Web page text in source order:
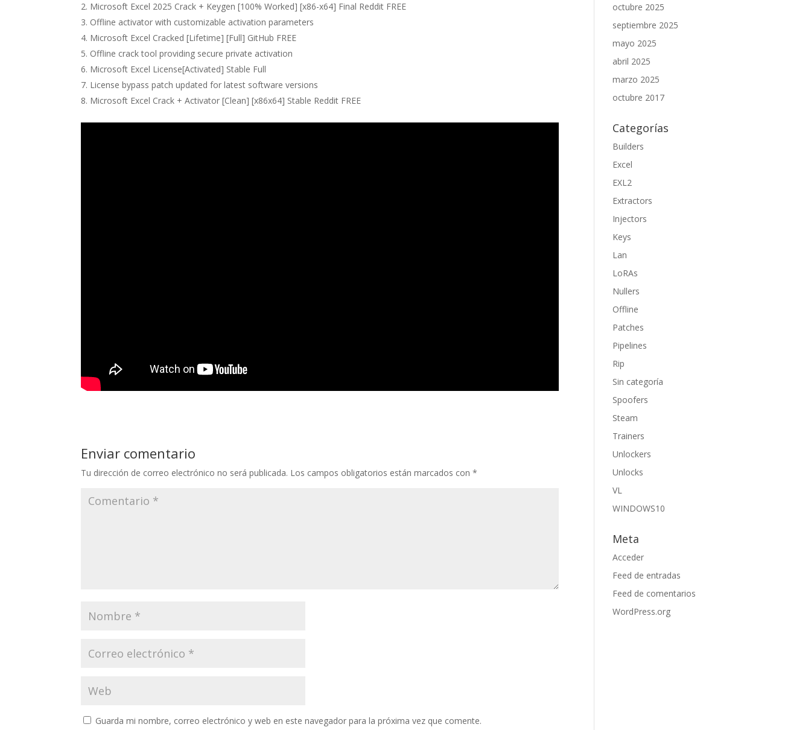
Microsoft Excel 2025 Crack + Keygen [100% Worked] [x86-x64] Final Reddit FREE
Offline activator with customizable activation parameters
Microsoft Excel Cracked [Lifetime] [Full] GitHub FREE
Offline crack tool providing secure private activation
Microsoft Excel License[Activated] Stable Full
License bypass patch updated for latest software versions
Microsoft Excel Crack + Activator [Clean] [x86x64] Stable Reddit FREE
Enviar comentario
Tu dirección de correo electrónico no será publicada. Los campos obligatorios están marcados con*
Guarda mi nombre, correo electrónico y web en este navegador para la próxima vez que comente.
octubre 2025
septiembre 2025
mayo 2025
abril 2025
marzo 2025
octubre 2017
Categorías
Builders
Excel
EXL2
Extractors
Injectors
Keys
Lan
LoRAs
Nullers
Offline
Patches
Pipelines
Rip
Sin categoría
Spoofers
Steam
Trainers
Unlockers
Unlocks
VL
WINDOWS10
Meta
Acceder
Feed de entradas
Feed de comentarios
WordPress.org